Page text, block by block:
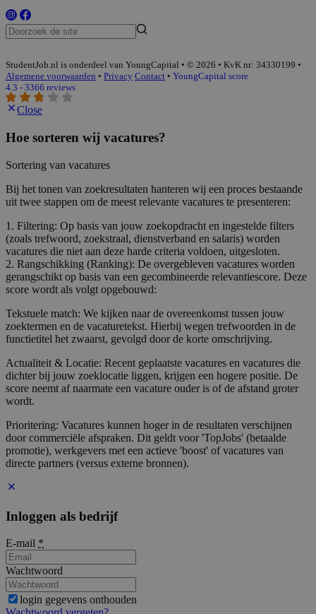
StudentJob.nl is onderdeel van YoungCapital • © 2026 • KvK nr: 34330199 •
Algemene voorwaarden • Privacy Contact • YoungCapital score
4.3 - 3366 reviews
Close
Hoe sorteren wij vacatures?
Sortering van vacatures
Bij het tonen van zoekresultaten hanteren wij een proces bestaande
uit twee stappen om de meest relevante vacatures te presenteren:
1. Filtering: Op basis van jouw zoekopdracht en ingestelde filters
(zoals trefwoord, zoekstraal, dienstverband en salaris) worden
vacatures die niet aan deze harde criteria voldoen, uitgesloten.
2. Rangschikking (Ranking): De overgebleven vacatures worden
gerangschikt op basis van een gecombineerde relevantiescore. Deze
score wordt als volgt opgebouwd:
Tekstuele match: We kijken naar de overeenkomst tussen jouw
zoektermen en de vacaturetekst. Hierbij wegen trefwoorden in de
functietitel het zwaarst, gevolgd door de korte omschrijving.
Actualiteit & Locatie: Recent geplaatste vacatures en vacatures die
dichter bij jouw zoeklocatie liggen, krijgen een hogere positie. De
score neemt af naarmate een vacature ouder is of de afstand groter
wordt.
Prioritering: Vacatures kunnen hoger in de resultaten verschijnen
door commerciële afspraken. Dit geldt voor 'TopJobs' (betaalde
promotie), werkgevers met een actieve 'boost' of vacatures van
directe partners (versus externe bronnen).
Inloggen als bedrijf
E-mail *
Wachtwoord
login gegevens onthouden